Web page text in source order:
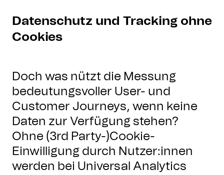
Datenschutz und Tracking ohne
Cookies
Doch was nützt die Messung
bedeutungsvoller User- und
Customer Journeys, wenn keine
Daten zur Verfügung stehen?
Ohne (3rd Party-)Cookie-
Einwilligung durch Nutzer:innen
werden bei Universal Analytics